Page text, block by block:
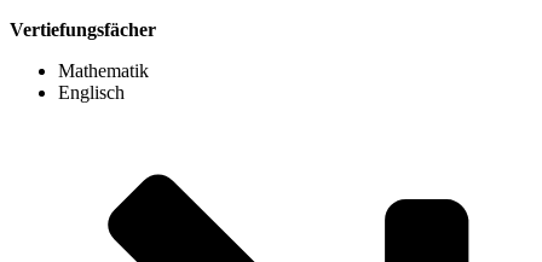
Vertiefungsfächer
Mathematik
Englisch